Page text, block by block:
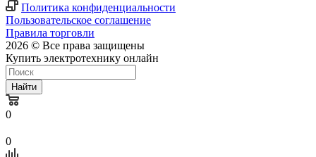
Политика конфиденциальности
Пользовательское соглашение
Правила торговли
2026 © Все права защищены
Купить электротехнику онлайн
Найти
0
0